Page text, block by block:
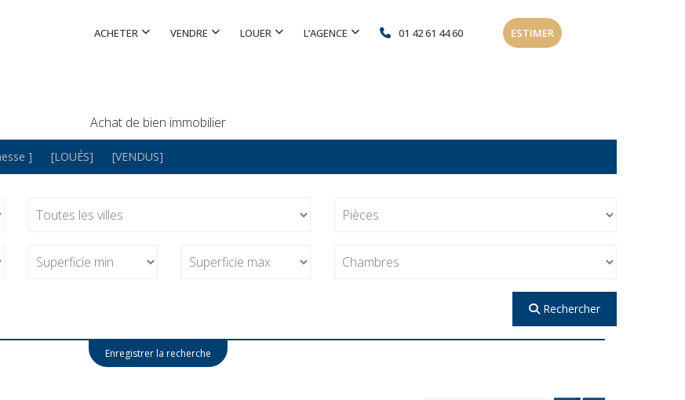
ACHETER VENDRE LOUER L’AGENCE 01 42 61 44 60 ESTIMER
Achat de bien immobilier
] [LOUÉS] [VENDUS]
Rechercher
Enregistrer la recherche